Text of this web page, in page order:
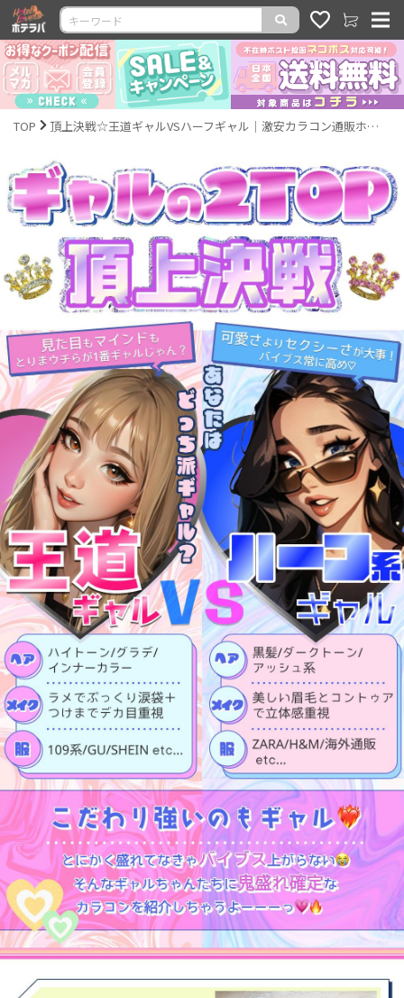
TOP 頂上決戦☆王道ギャルVSハーフギャル｜激安カラコン通販ホテラバ